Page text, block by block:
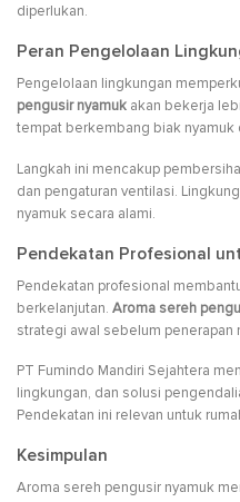
diperlukan.
Peran Pengelolaan
Pengelolaan lingkungan
pengusir nyamuk akan bekerja
tempat berkembang biak nyamuk
Langkah ini mencakup
dan pengaturan ventilasi.
nyamuk secara alami.
Pendekatan Profesional
Pendekatan profesional
berkelanjutan. Aroma sereh
strategi awal sebelum penerapan
PT Fumindo Mandiri Sejahtera
lingkungan, dan solusi
Pendekatan ini relevan untuk
Kesimpulan
Aroma sereh pengusir nyamuk